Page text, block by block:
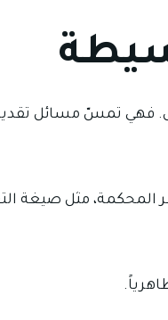
تمسّ مسائل
مثل صيغة